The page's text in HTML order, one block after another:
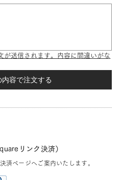
送信されます。内容に間違いがな
容で注文する
リンク決済）
済ページへご案内いたします。